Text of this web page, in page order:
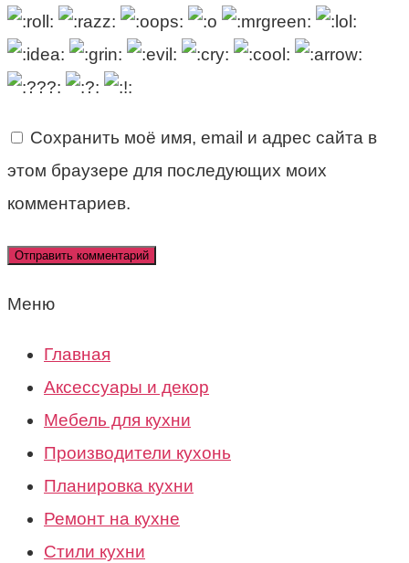
Сохранить моё имя, email и адрес сайта в
этом браузере для последующих моих
комментариев.
Меню
Главная
Аксессуары и декор
Мебель для кухни
Производители кухонь
Планировка кухни
Ремонт на кухне
Стили кухни